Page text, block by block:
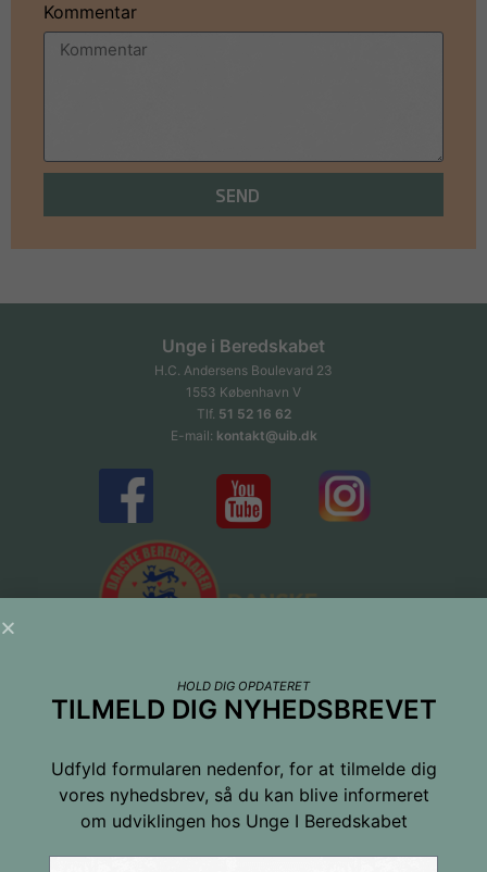
Kommentar
SEND
Unge i Beredskabet
H.C. Andersens Boulevard 23
1553 København V
Tlf. 51 52 16 62
E-mail: kontakt@uib.dk
HOLD DIG OPDATERET
TILMELD DIG NYHEDSBREVET
Udfyld formularen nedenfor, for at tilmelde dig
vores nyhedsbrev, så du kan blive informeret
om udviklingen hos Unge I Beredskabet